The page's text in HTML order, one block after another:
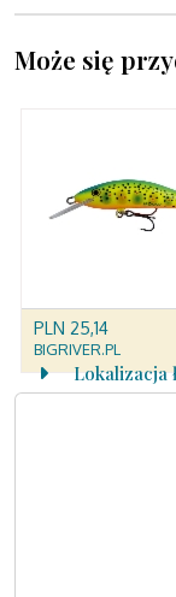
Może się
Lokalizacja